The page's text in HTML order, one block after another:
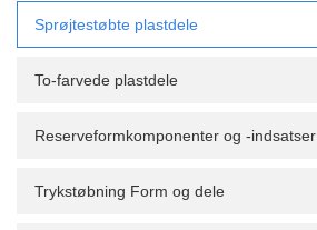
Sprøjtestøbte plastdele
To-farvede plastdele
Reserveformkomponenter og -indsatser
Trykstøbning Form og dele